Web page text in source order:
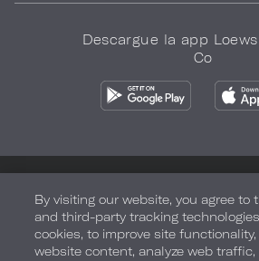
Descargue la app
Co
Seguridad y bienestar Términos de
Mapa del sitio Sus opciones de
By visiting our website, you agree to
and third-party tracking
cookies, to improve site
website content, analyze web traffic,